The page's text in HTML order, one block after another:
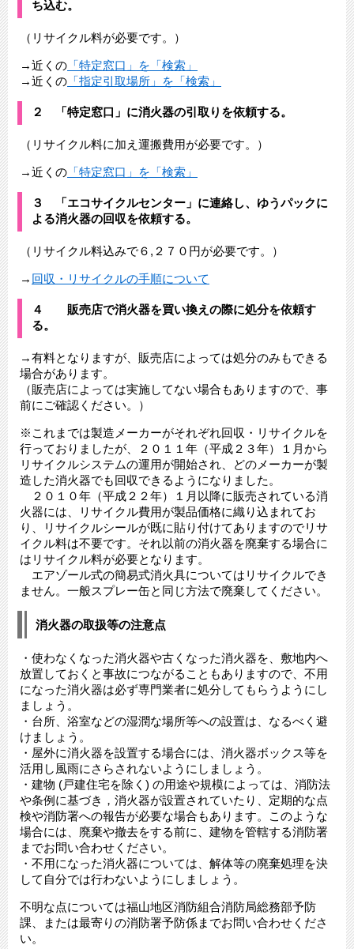
ち込む。
（リサイクル料が必要です。）
→近くの 「特定窓口」を「検索」
→近くの 「指定引取場所」を「検索」
２ 「特定窓口」に消火器の引取りを依頼する。
（リサイクル料に加え運搬費用が必要です。）
→近くの 「特定窓口」を「検索」
３ 「エコサイクルセンター」に連絡し、ゆうパックに
よる消火器の回収を依頼する。
（リサイクル料込みで６,２７０円が必要です。）
→ 回収・リサイクルの手順について
４ 販売店で消火器を買い換えの際に処分を依頼す
る。
→有料となりますが、販売店によっては処分のみもできる
場合があります。
（販売店によっては実施してない場合もありますので、事
前にご確認ください。）
※これまでは製造メーカーがそれぞれ回収・リサイクルを
行っておりましたが、２０１１年（平成２３年）１月から
リサイクルシステムの運用が開始され、どのメーカーが製
造した消火器でも回収できるようになりました。
２０１０年（平成２２年）１月以降に販売されている消
火器には、リサイクル費用が製品価格に織り込まれてお
り、リサイクルシールが既に貼り付けてありますのでリサ
イクル料は不要です。それ以前の消火器を廃棄する場合に
はリサイクル料が必要となります。
エアゾール式の簡易式消火具についてはリサイクルでき
ません。一般スプレー缶と同じ方法で廃棄してください。
消火器の取扱等の注意点
・使わなくなった消火器や古くなった消火器を、敷地内へ
放置しておくと事故につながることもありますので、不用
になった消火器は必ず専門業者に処分してもらうようにし
ましょう。
・台所、浴室などの湿潤な場所等への設置は、なるべく避
けましょう。
・屋外に消火器を設置する場合には、消火器ボックス等を
活用し風雨にさらされないようにしましょう。
・建物 (戸建住宅を除く) の用途や規模によっては、消防法
や条例に基づき，消火器が設置されていたり、定期的な点
検や消防署への報告が必要な場合もあります。このような
場合には、廃棄や撤去をする前に、建物を管轄する消防署
までお問い合わせください。
・不用になった消火器については、解体等の廃棄処理を決
して自分では行わないようにしましょう。
不明な点については福山地区消防組合消防局総務部予防
課、または最寄りの消防署予防係までお問い合わせくださ
い。